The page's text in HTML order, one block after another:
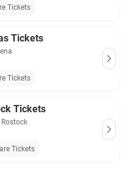
Tickets
Tickets
Tickets
Tickets
Tickets